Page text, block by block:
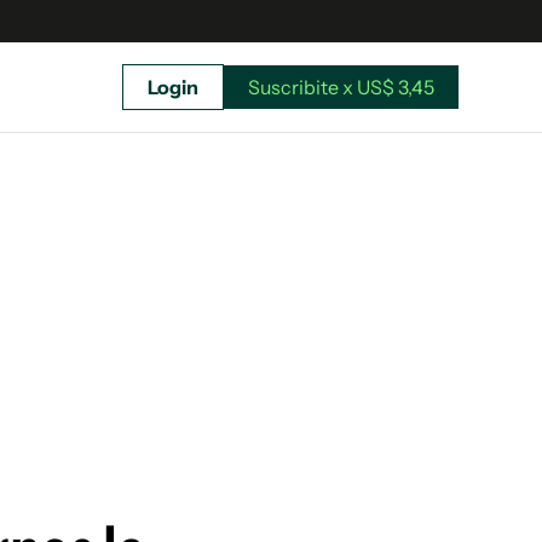
Login Suscribite x US$ 3,45